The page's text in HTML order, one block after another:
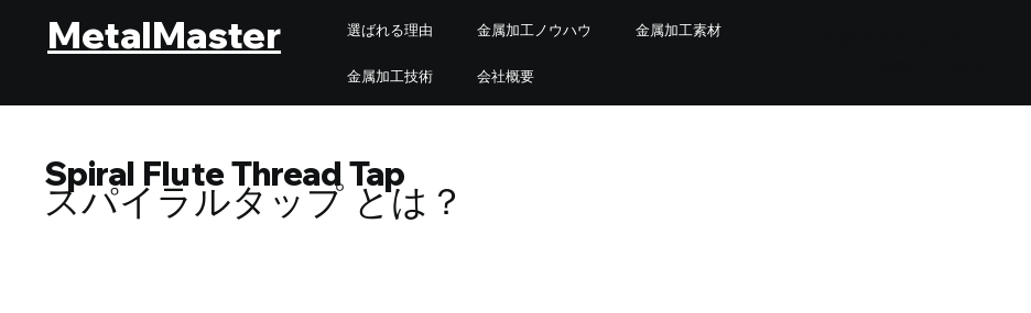
MetalMaster 選ばれる理由 金属加工ノウハウ 金属加工素材
金属加工技術 会社概要
Spiral Flute Thread Tap
スパイラルタップ とは？